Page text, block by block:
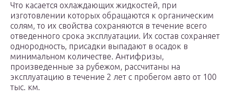
Что касается охлаждающих жидкостей, при
изготовлении которых обращаются к органическим
солям, то их свойства сохраняются в течение всего
отведенного срока эксплуатации. Их состав сохраняет
однородность, присадки выпадают в осадок в
минимальном количестве. Антифризы,
произведенные за рубежом, рассчитаны на
эксплуатацию в течение 2 лет с пробегом авто от 100
тыс. км.